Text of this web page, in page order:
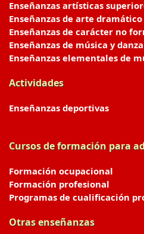
Enseñanzas artísticas
Enseñanzas de arte dramático
Enseñanzas de carácter no
Enseñanzas de música y danza
Enseñanzas elementales de
Actividades
Enseñanzas deportivas
Cursos de formación para
Formación ocupacional
Formación profesional
Programas de cualificación
Otras enseñanzas